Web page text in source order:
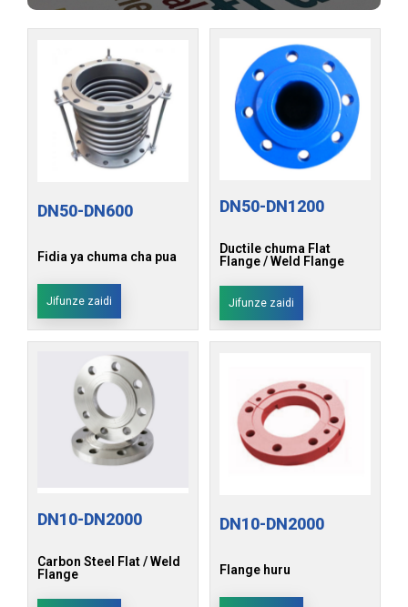
DN50-DN600
Fidia ya chuma cha pua
Jifunze zaidi
DN50-DN1200
Ductile chuma Flat
Flange / Weld Flange
Jifunze zaidi
DN10-DN2000
Carbon Steel Flat / Weld
Flange
DN10-DN2000
Flange huru